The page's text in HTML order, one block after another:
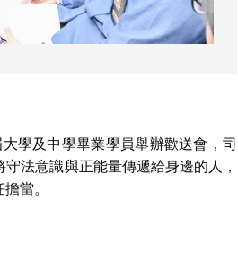
學及中學畢業學員舉辦歡送會，司
法意識與正能量傳遞給身邊的人，
當。